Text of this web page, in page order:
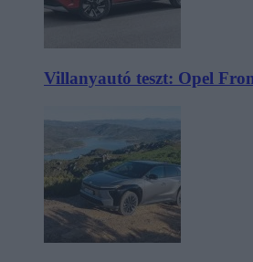
Villanyautó teszt: Opel